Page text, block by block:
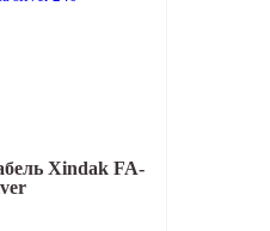
Xindak FA-